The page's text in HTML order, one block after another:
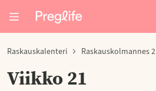
Raskauskalenteri Raskauskolmannes 2
Viikko 21